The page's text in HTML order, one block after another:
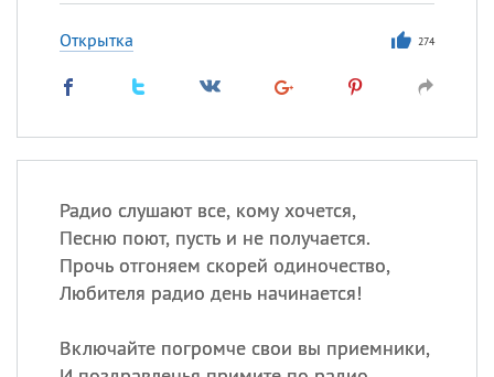
Открытка 274
Радио слушают все, кому хочется,
Песню поют, пусть и не получается.
Прочь отгоняем скорей одиночество,
Любителя радио день начинается!
Включайте погромче свои вы приемники,